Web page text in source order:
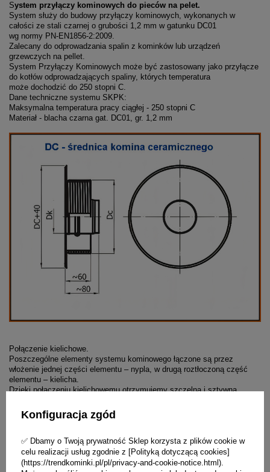
System przyłączy kominowych do pieców na pelet.
System służy do budowy przyłączy kominowych, wykonanych w
całości ze stali czarnej o grubości 1,2 mm w gatunku DC01
wg normy PN-EN1856-2:2009.
Zalecany do odprowadzania spalin z kominków lub urządzeń
grzewczych na pellet.
System Przyłączy Kominowych może być zastosowany jako przyłącze
do kotłów odprowadzających spaliny, których temperatura
może dochodzić do 250 stopni C.
Dane techniczne systemu SKPK:
Maksymalna temperatura pracy ciągłej - 250 stopni C
Materiał - blacha czarna gat. DC01, gr. 1,2 mm
Połączenie kielichowe.
Poszczególne elementy systemu kominowego łączone są przez
włożenie jednej części elementu – nypla, w drugą roztłoczoną część
elementu – kielicha.
Dzięki połączeniu kielichowemu otrzymujemy szczelną i sztywną
Sposób łączenia elementów umożliwia prawidłowy spływ ewentualnych
skroplin po ściankach elementów przyłącza do miski.
przetłoczeniu kielicha, zapewnia szczelność systemu przy nadciśnieniu
spalin 200Pa.
Elementy są malowane proszkowo farbą wysokotemperaturową (do 400
Konfiguracja zgód
✅ Dbamy o Twoją prywatność Sklep korzysta z plików cookie w
celu realizacji usług zgodnie z [Polityką dotyczącą cookies]
(https://trendkominki.pl/pl/privacy-and-cookie-notice.html).